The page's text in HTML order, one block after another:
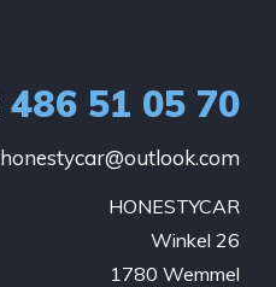
486 51 05 70
honestycar@outlook.com
HONESTYCAR
Winkel 26
1780 Wemmel